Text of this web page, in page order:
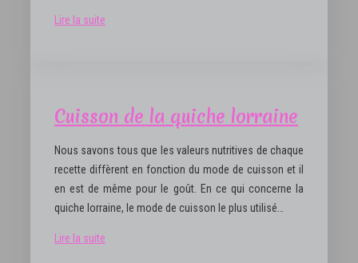
Lire la suite
Cuisson de la quiche lorraine
Nous savons tous que les valeurs nutritives de chaque
recette diffèrent en fonction du mode de cuisson et il
en est de même pour le goût. En ce qui concerne la
quiche lorraine, le mode de cuisson le plus utilisé…
Lire la suite